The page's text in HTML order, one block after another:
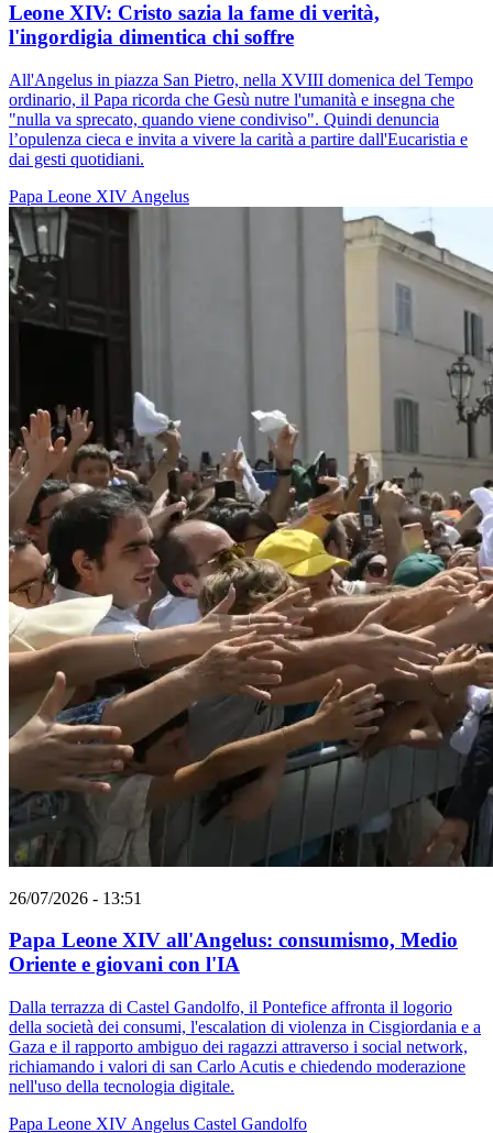
Leone XIV: Cristo sazia la fame di verità,
l'ingordigia dimentica chi soffre
All'Angelus in piazza San Pietro, nella XVIII domenica del Tempo
ordinario, il Papa ricorda che Gesù nutre l'umanità e insegna che
"nulla va sprecato, quando viene condiviso". Quindi denuncia
l’opulenza cieca e invita a vivere la carità a partire dall'Eucaristia e
dai gesti quotidiani.
Papa Leone XIV Angelus
26/07/2026 - 13:51
Papa Leone XIV all'Angelus: consumismo, Medio
Oriente e giovani con l'IA
Dalla terrazza di Castel Gandolfo, il Pontefice affronta il logorio
della società dei consumi, l'escalation di violenza in Cisgiordania e a
Gaza e il rapporto ambiguo dei ragazzi attraverso i social network,
richiamando i valori di san Carlo Acutis e chiedendo moderazione
nell'uso della tecnologia digitale.
Papa Leone XIV Angelus Castel Gandolfo